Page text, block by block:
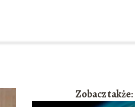
Zobacz także: